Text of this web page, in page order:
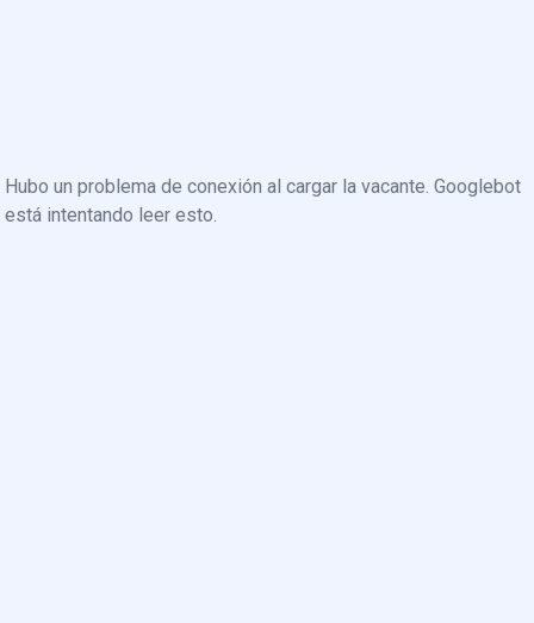
Hubo un problema de conexión al cargar la vacante. Googlebot
está intentando leer esto.